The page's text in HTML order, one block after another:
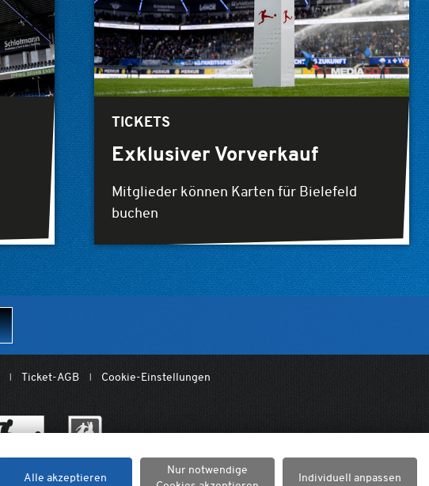
TICKETS
Exklusiver Vorverkauf
Mitglieder können Karten für Bielefeld
buchen
Ticket-AGB Cookie-Einstellungen
Alle akzeptieren
Nur notwendige
Individuell anpassen